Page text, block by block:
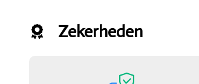
Zekerheden